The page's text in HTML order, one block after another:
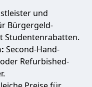
und
Bürgergeld-
Studentenrabatten.
Second-Hand-
Refurbished-